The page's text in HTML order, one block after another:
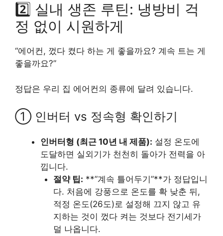
2️⃣ 실내 생존 루틴: 냉방비 걱
정 없이 시원하게
“에어컨, 껐다 켰다 하는 게 좋을까요? 계속 트는 게
좋을까요?”
정답은 우리 집 에어컨의 종류에 달려 있습니다.
① 인버터 vs 정속형 확인하기
인버터형 (최근 10년 내 제품): 설정 온도에
도달하면 실외기가 천천히 돌아가 전력을 아
낍니다.
절약 팁: **”계속 틀어두기”**가 정답입니
다. 처음에 강풍으로 온도를 확 낮춘 뒤,
적정 온도(26도)로 설정해 끄지 않고 유
지하는 것이 껐다 켜는 것보다 전기세가
덜 나옵니다.